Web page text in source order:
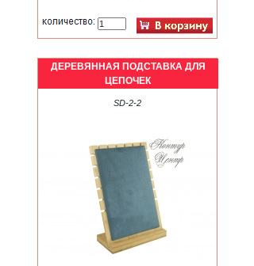
ДЕРЕВЯННАЯ ПОДСТАВКА ДЛЯ
ЦЕПОЧЕК
SD-2-2